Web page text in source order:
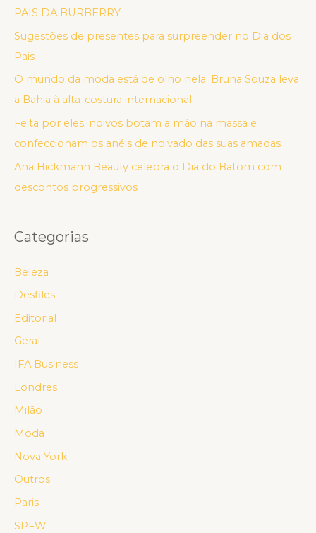
PAIS DA BURBERRY
Sugestões de presentes para surpreender no Dia dos
Pais
O mundo da moda está de olho nela: Bruna Souza leva
a Bahia à alta-costura internacional
Feita por eles: noivos botam a mão na massa e
confeccionam os anéis de noivado das suas amadas
Ana Hickmann Beauty celebra o Dia do Batom com
descontos progressivos
Categorias
Beleza
Desfiles
Editorial
Geral
IFA Business
Londres
Milão
Moda
Nova York
Outros
Paris
SPFW